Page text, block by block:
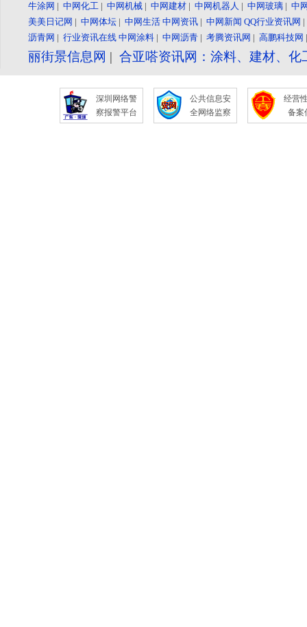
牛涂网 | 中网化工 | 中网机械 | 中网建材 | 中网机器人 | 中网玻璃 | 中
美美日记网 | 中网体坛 | 中网生活 中网资讯 | 中网新闻 QQ行业资讯网
沥青网 | 行业资讯在线 中网涂料 | 中网沥青 | 考腾资讯网 | 高鹏科技网
丽街景信息网 | 合亚嗒资讯网：涂料、建材、
深圳网络警
察报警平台
公共信息安
全网络监察
经营
备案